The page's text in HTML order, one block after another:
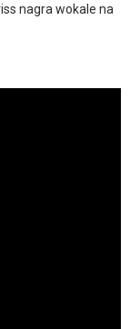
nagra wokale na